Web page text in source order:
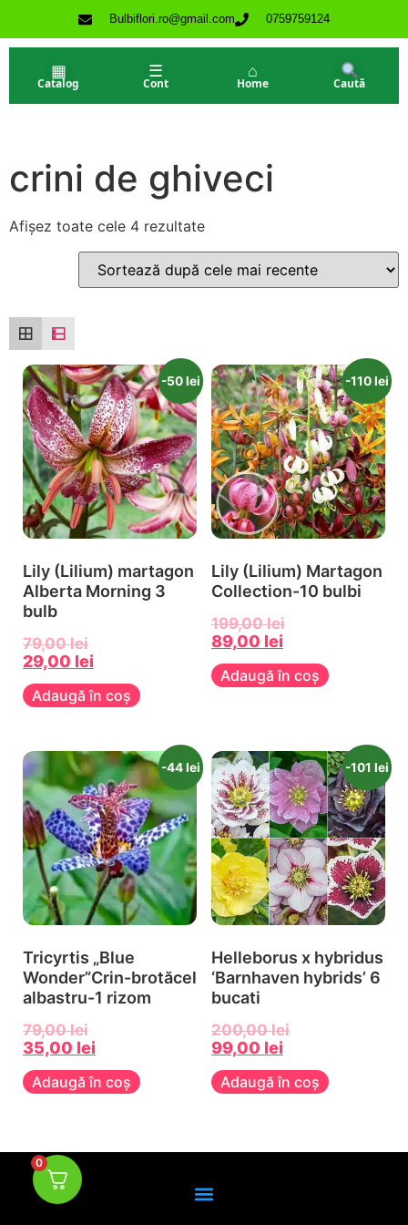
Bulbiflori.ro@gmail.com 0759759124
▦
Catalog
☰
Cont
⌂
Home Caută
crini de ghiveci
Afișez toate cele 4 rezultate
-50 lei
Lily (Lilium) martagon
Alberta Morning 3
bulb
79,00lei
29,00 lei
Adaugă în coș
-110 lei
Lily (Lilium) Martagon
Collection-10 bulbi
199,00lei
89,00 lei
Adaugă în coș
-44 lei
Tricyrtis „Blue
Wonder”Crin-brotăcel
albastru-1 rizom
79,00lei
35,00 lei
Adaugă în coș
-101 lei
Helleborus x hybridus
‘Barnhaven hybrids’ 6
bucati
200,00lei
99,00 lei
Adaugă în coș
0